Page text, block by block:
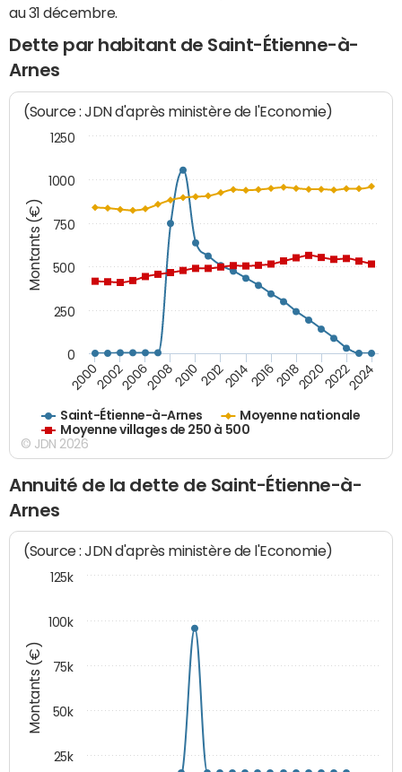
au 31 décembre.
Dette par habitant de Saint-Étienne-à-
Arnes
Montants (€)
(Source : JDN d'après ministère de l'Economie)
Saint-Étienne-à-Arnes
Moyenne nationale
Moyenne villages de 250 à 500
200020022006200820102012201420162018202020222024
0
250
500
750
1000
1250
© JDN 2026
Annuité de la dette de Saint-Étienne-à-
Arnes
Montants (€)
(Source : JDN d'après ministère de l'Economie)
25k
50k
75k
100k
125k